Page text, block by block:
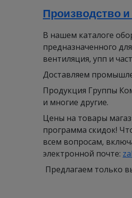
Производство
В нашем каталоге
предназначенного
вентиляция, упп и
Доставляем
Продукция Группы
и многие другие.
Цены на товары
программа скидок!
всем вопросам,
электронной почте:
Предлагаем только